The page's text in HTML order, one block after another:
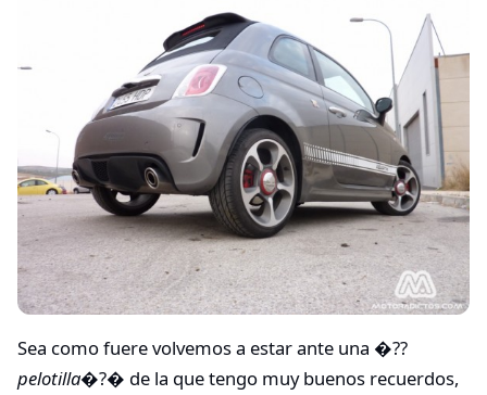
Sea como fuere volvemos a estar ante una �??
pelotilla�?� de la que tengo muy buenos recuerdos,